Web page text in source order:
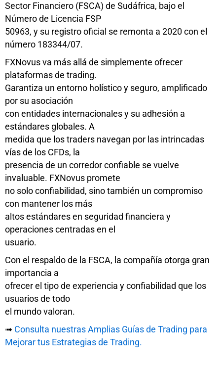
Sector Financiero (FSCA) de Sudáfrica, bajo el
Número de Licencia FSP
50963, y su registro oficial se remonta a 2020 con el
número 183344/07.
FXNovus va más allá de simplemente ofrecer
plataformas de trading.
Garantiza un entorno holístico y seguro, amplificado
por su asociación
con entidades internacionales y su adhesión a
estándares globales. A
medida que los traders navegan por las intrincadas
vías de los CFDs, la
presencia de un corredor confiable se vuelve
invaluable. FXNovus promete
no solo confiabilidad, sino también un compromiso
con mantener los más
altos estándares en seguridad financiera y
operaciones centradas en el
usuario.
Con el respaldo de la FSCA, la compañía otorga gran
importancia a
ofrecer el tipo de experiencia y confiabilidad que los
usuarios de todo
el mundo valoran.
➟ Consulta nuestras Amplias Guías de Trading para
Mejorar tus Estrategias de Trading.